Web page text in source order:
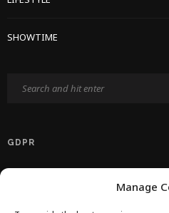
Manage
SHOWTIME
GDPR